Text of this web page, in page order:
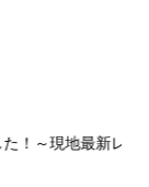
ト 前編～